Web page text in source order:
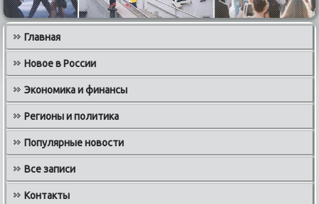
Главная
Новое в России
Экономика и финансы
Регионы и политика
Популярные новости
Все записи
Контакты